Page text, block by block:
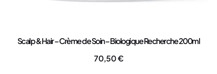
Scalp & Hair – Crème de Soin – Biologique Recherche 200ml
70,50€